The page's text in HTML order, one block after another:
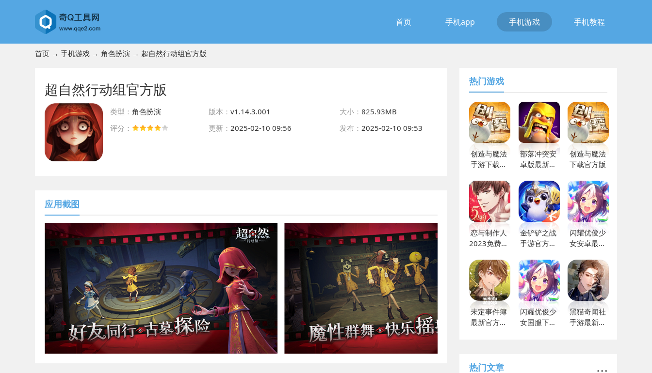
首页 手机app 手机游戏 手机教程
首页 → 手机游戏 → 角色扮演 → 超自然行动组官方版
超自然行动组官方版
类型： 角色扮演 版本： v1.14.3.001 大小： 825.93MB
评分：
更新： 2025-02-10 09:56 发布： 2025-02-10 09:53
应用截图
热门游戏
创造与魔法
手游下载最
部落冲突安
卓版最新版
创造与魔法
下载官方版
恋与制作人
2023免费下
金铲铲之战
手游官方下
闪耀优俊少
女安卓最新
未定事件簿
最新官方版
闪耀优俊少
女国服下载
黑猫奇闻社
手游最新版
热门文章